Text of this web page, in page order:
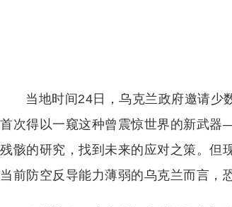
当地时间24日，乌克兰政府邀请少
首次得以一窥这种曾震惊世界的新武
残骸的研究，找到未来的应对之策。但
当前防空反导能力薄弱的乌克兰而言，